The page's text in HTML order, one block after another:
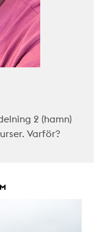
2 (hamn)
Varför?